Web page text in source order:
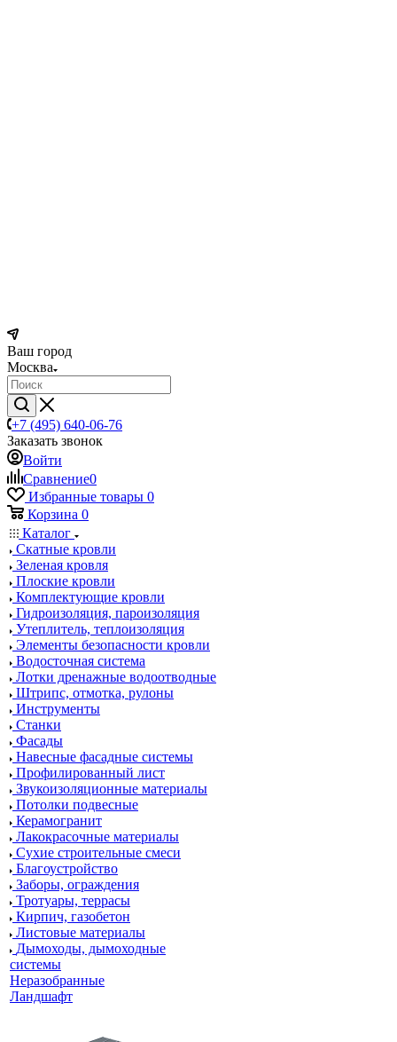
Ваш город
Москва
+7 (495) 640-06-76
Заказать звонок
Войти
Сравнение0
Избранные товары 0
Корзина 0
Каталог
Скатные кровли
Зеленая кровля
Плоские кровли
Комплектующие кровли
Гидроизоляция, пароизоляция
Утеплитель, теплоизоляция
Элементы безопасности кровли
Водосточная система
Лотки дренажные водоотводные
Штрипс, отмотка, рулоны
Инструменты
Станки
Фасады
Навесные фасадные системы
Профилированный лист
Звукоизоляционные материалы
Потолки подвесные
Керамогранит
Лакокрасочные материалы
Сухие строительные смеси
Благоустройство
Заборы, ограждения
Тротуары, террасы
Кирпич, газобетон
Листовые материалы
Дымоходы, дымоходные
системы
Неразобранные
Ландшафт